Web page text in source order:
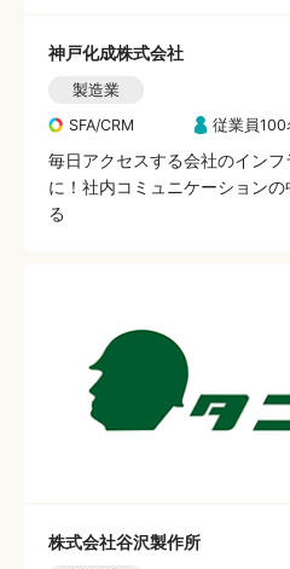
神戸化成株式会社
製造業
SFA/CRM
従業員100
毎日アクセスする会社のイン
に！社内コミュニケーション
る
株式会社谷沢製作所